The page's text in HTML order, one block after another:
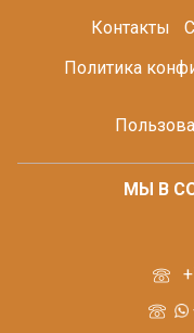
Контакты
Политика
МЫ В